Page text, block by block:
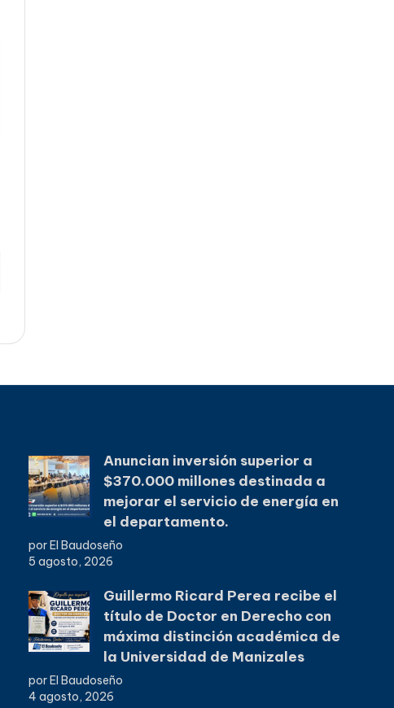
Anuncian inversión superior a
$370.000 millones destinada a
mejorar el servicio de energía en
el departamento.
por El Baudoseño
5 agosto, 2026
Guillermo Ricard Perea recibe el
título de Doctor en Derecho con
máxima distinción académica de
la Universidad de Manizales
por El Baudoseño
4 agosto, 2026